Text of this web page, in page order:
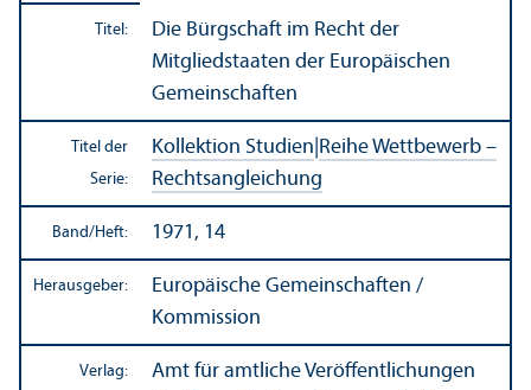
Titel:
Die Bürgschaft im Recht der
Mitgliedstaaten der Europäischen
Gemeinschaften
Titel der
Serie:
Kollektion Studien Reihe Wettbewerb –
Rechts­angleich­ung
Band/Heft: 1971, 14
Herausgeber:
Europäische Gemeinschaften /
Kommission
Verlag:
Amt für amtliche Veröffentlichungen